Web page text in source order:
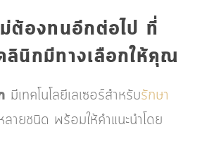
ต้องทนอีกต่อไป ที่
นิกมีทางเลือกให้คุณ
มีเทคโนโลยีเลเซอร์สำหรับรักษา
ายชนิด พร้อมให้คำแนะนำโดย